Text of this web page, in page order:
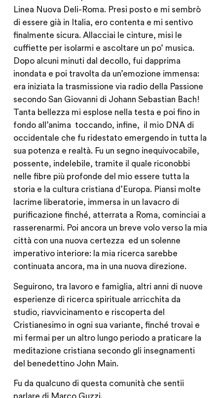
Linea Nuova Deli-Roma. Presi posto e mi sembrò
di essere già in Italia, ero contenta e mi sentivo
finalmente sicura. Allacciai le cinture, misi le
cuffiette per isolarmi e ascoltare un po’ musica.
Dopo alcuni minuti dal decollo, fui dapprima
inondata e poi travolta da un’emozione immensa:
era iniziata la trasmissione via radio della Passione
secondo San Giovanni di Johann Sebastian Bach!
Tanta bellezza mi esplose nella testa e poi fino in
fondo all’anima toccando, infine, il mio DNA di
occidentale che fu ridestato emergendo in tutta la
sua potenza e realtà. Fu un segno inequivocabile,
possente, indelebile, tramite il quale riconobbi
nelle fibre più profonde del mio essere tutta la
storia e la cultura cristiana d’Europa. Piansi molte
lacrime liberatorie, immersa in un lavacro di
purificazione finché, atterrata a Roma, cominciai a
rasserenarmi. Poi ancora un breve volo verso la mia
città con una nuova certezza ed un solenne
imperativo interiore: la mia ricerca sarebbe
continuata ancora, ma in una nuova direzione.
Seguirono, tra lavoro e famiglia, altri anni di nuove
esperienze di ricerca spirituale arricchita da
studio, riavvicinamento e riscoperta del
Cristianesimo in ogni sua variante, finché trovai e
mi fermai per un altro lungo periodo a praticare la
meditazione cristiana secondo gli insegnamenti
del benedettino John Main.
Fu da qualcuno di questa comunità che sentii
parlare di Marco Guzzi.